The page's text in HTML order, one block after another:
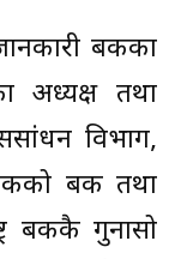
बैंकका
अध्यक्ष तथा
विभाग,
बैंकको बैंक तथा
बैंककै गुनासो